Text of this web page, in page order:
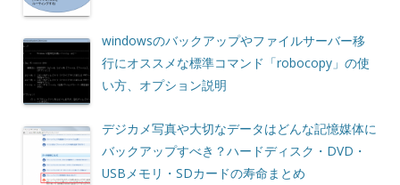
windowsのバックアップやファイルサーバー移
行にオススメな標準コマンド「robocopy」の使
い方、オプション説明
デジカメ写真や大切なデータはどんな記憶媒体に
バックアップすべき？ハードディスク・DVD・
USBメモリ・SDカードの寿命まとめ